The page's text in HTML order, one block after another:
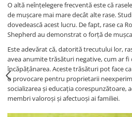
O altă neînțelegere frecventă este că
de mușcare mai mare decât alte rase.
dovedească acest lucru. De fapt, rase ca
Shepherd au demonstrat o forță de
Este adevărat că, datorită trecutului lor,
avea anumite trăsături negative, cum ar fi
încăpățânarea. Aceste trăsături pot face
o provocare pentru proprietarii
socializarea și educația corespunzătoare,
membri valoroși și afectuoși ai familiei.